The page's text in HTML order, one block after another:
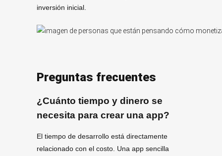
inversión inicial.
Preguntas frecuentes
¿Cuánto tiempo y dinero se
necesita para crear una app?
El tiempo de desarrollo está directamente
relacionado con el costo. Una app sencilla